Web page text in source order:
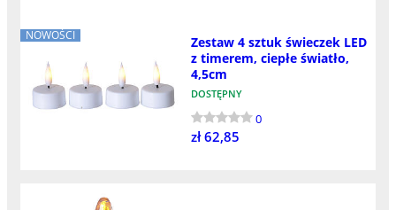
NOWOŚCI
Zestaw 4 sztuk świeczek LED
z timerem, ciepłe światło,
4,5cm
DOSTĘPNY
0
zł 62,85